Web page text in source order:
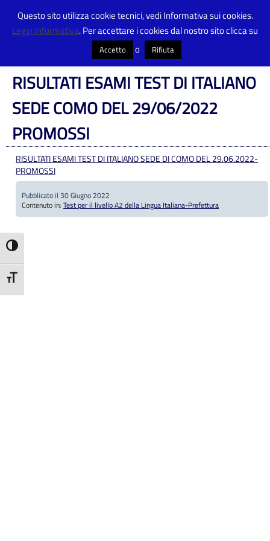
Attiva/disattiva alto contrasto
Attiva/disattiva dimensione testo
Centro Provinciale Istruzione Adulti>Articoli>Test per il livello A2 della
Lingua Italiana-Prefettura>RISULTATI ESAMI TEST DI ITALIANO SEDE COMO
RISULTATI ESAMI TEST DI ITALIANO
SEDE COMO DEL 29/06/2022
PROMOSSI
RISULTATI ESAMI TEST DI ITALIANO SEDE DI COMO DEL 29.06.2022-
PROMOSSI
Pubblicato il 30 Giugno 2022
Contenuto in: Test per il livello A2 della Lingua Italiana-Prefettura
Questo sito utilizza cookie tecnici, vedi Informativa sui cookies.
Leggi Informativa. Per accettare i cookies dal nostro sito clicca su
Accetto o Rifiuta